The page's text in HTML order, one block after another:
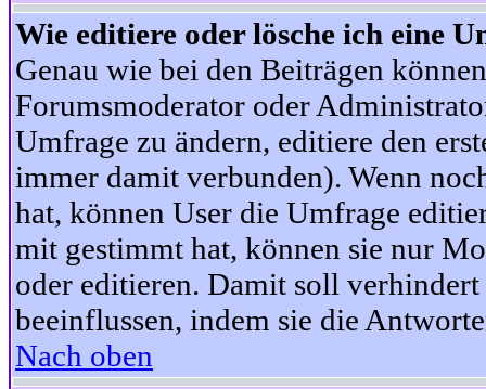
Wie editiere oder lösche ich eine
Genau wie bei den Beiträgen
Forumsmoderator oder
Umfrage zu ändern, editiere den
immer damit verbunden). Wenn
hat, können User die Umfrage
mit gestimmt hat, können sie nur
oder editieren. Damit soll
beeinflussen, indem sie die
Nach oben